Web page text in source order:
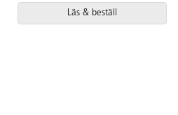
Läs & beställ